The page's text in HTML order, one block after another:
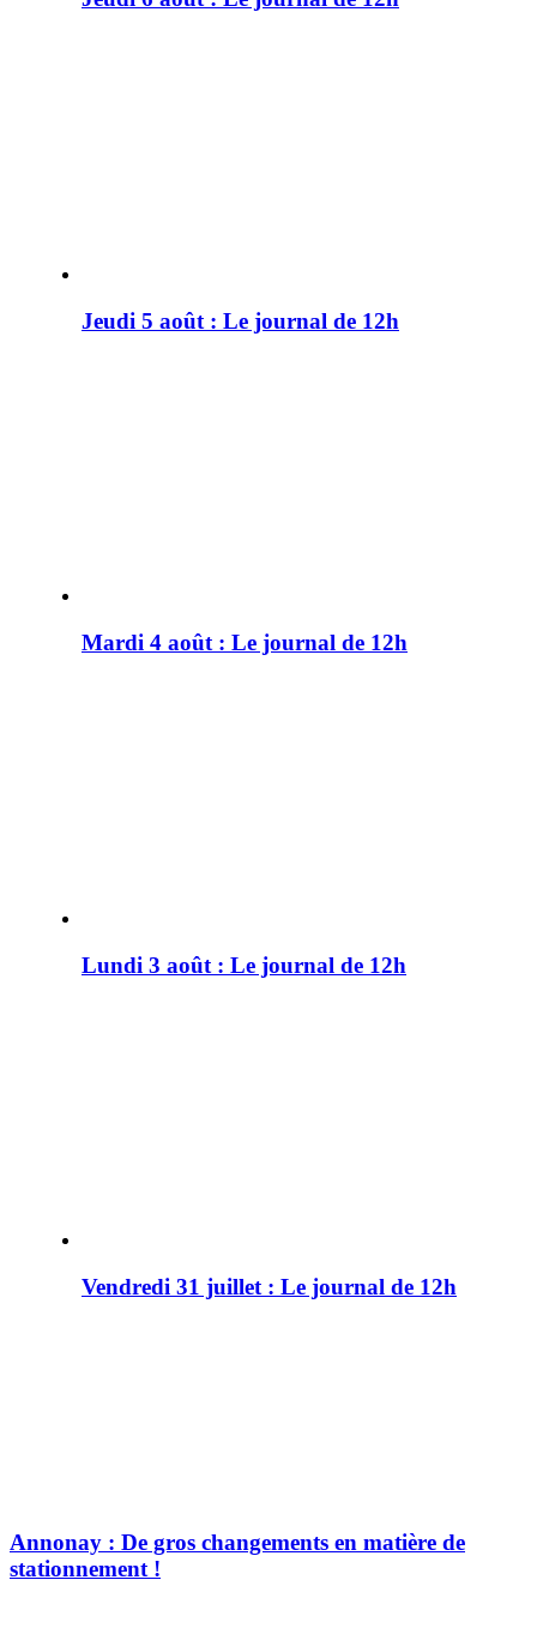
Jeudi 5 août : Le journal de 12h
Mardi 4 août : Le journal de 12h
Lundi 3 août : Le journal de 12h
Vendredi 31 juillet : Le journal de 12h
Annonay : De gros changements en matière de
stationnement !